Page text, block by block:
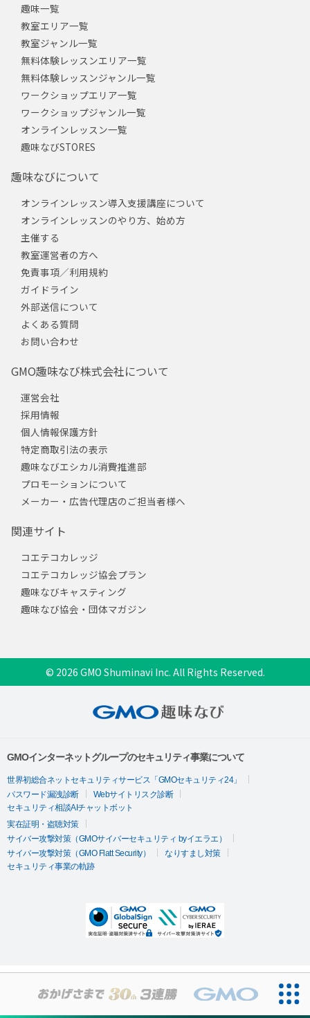
趣味一覧
教室エリア一覧
教室ジャンル一覧
無料体験レッスンエリア一覧
無料体験レッスンジャンル一覧
ワークショップエリア一覧
ワークショップジャンル一覧
オンラインレッスン一覧
趣味なびSTORES
趣味なびについて
オンラインレッスン導入支援講座について
オンラインレッスンのやり方、始め方
主催する
教室運営者の方へ
免責事項／利用規約
ガイドライン
外部送信について
よくある質問
お問い合わせ
GMO趣味なび株式会社について
運営会社
採用情報
個人情報保護方針
特定商取引法の表示
趣味なびエシカル消費推進部
プロモーションについて
メーカー・広告代理店のご担当者様へ
関連サイト
コエテコカレッジ
コエテコカレッジ協会プラン
趣味なびキャスティング
趣味なび協会・団体マガジン
© 2026 GMO Shuminavi Inc. All Rights Reserved.